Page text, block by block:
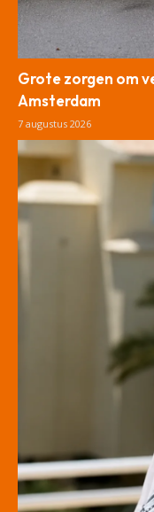
Grote zorgen om
Amsterdam
7 augustus 2026